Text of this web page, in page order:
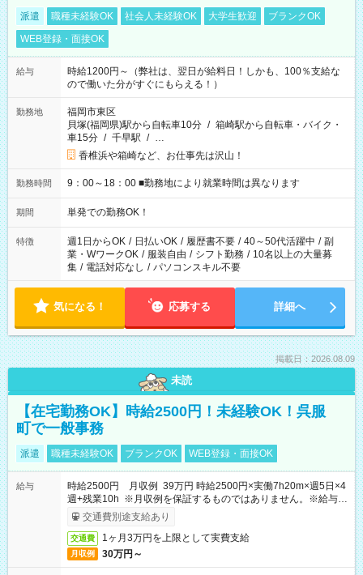
派遣 職種未経験OK 社会人未経験OK 大学生歓迎
ブランクOK
WEB登録・面接OK
給与
時給1200円～（弊社は、翌日が給料日！しかも、100％支給な
ので働いた分がすぐにもらえる！）
勤務地
福岡市東区
貝塚(福岡県)駅から自転車10分 / 箱崎駅から自転車・バイク・
車15分 / 千早駅 / …
香椎浜や箱崎など、お仕事先は沢山！
勤務時間 9：00～18：00 ■勤務地により就業時間は異なります
期間 単発での勤務OK！
特徴 週1日からOK / 日払いOK / 履歴書不要 / 40～50代活躍中 / 副
業・WワークOK / 服装自由 / シフト勤務 / 10名以上の大量募
集 / 電話対応なし / パソコンスキル不要
気になる！ 応募する 詳細へ
掲載日：2026.08.09
未読
【在宅勤務OK】時給2500円！未経験OK！呉服
町で一般事務
派遣 職種未経験OK ブランクOK WEB登録・面接OK
給与
時給2500円 月収例 39万円 時給2500円×実働7h20m×週5日×4
週+残業10h ※月収例を保証するものではありません。※給与即
受取りサービス利用可（利用条件有）
交通費別途支給あり
交通費 1ヶ月3万円を上限として実費支給
月収例 30万円～